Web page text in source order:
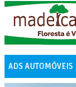
ADS AUTOMÓVEIS